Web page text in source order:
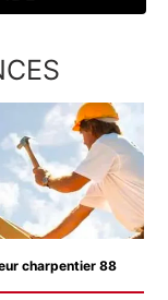
charpentier 88